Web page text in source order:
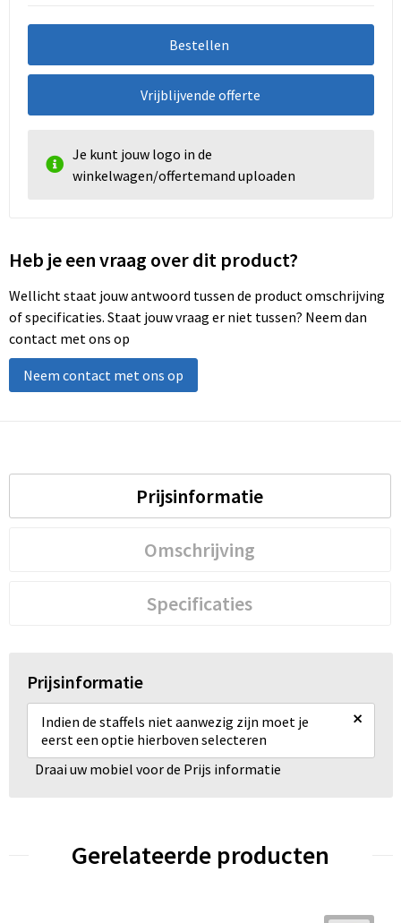
Bestellen
Vrijblijvende offerte
Je kunt jouw logo in de
winkelwagen/offertemand uploaden
Heb je een vraag over dit product?
Wellicht staat jouw antwoord tussen de product omschrijving
of specificaties. Staat jouw vraag er niet tussen? Neem dan
contact met ons op
Neem contact met ons op
Prijsinformatie
Omschrijving
Specificaties
Prijsinformatie
Indien de staffels niet aanwezig zijn moet je
eerst een optie hierboven selecteren
×
Draai uw mobiel voor de Prijs informatie
Gerelateerde producten